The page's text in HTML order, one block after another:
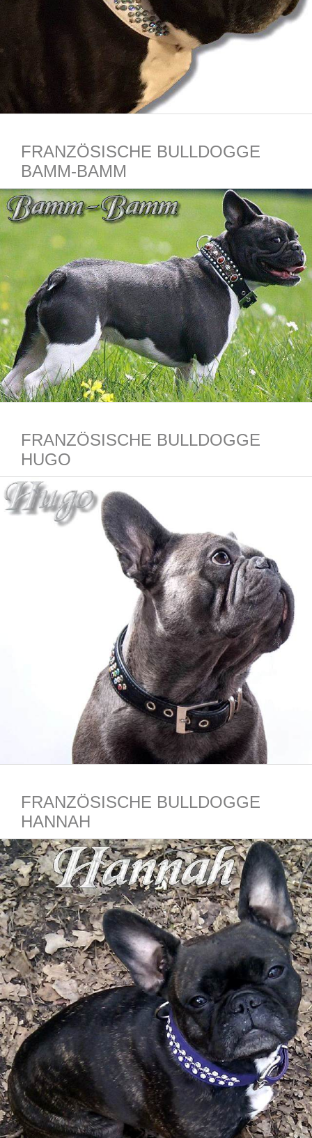
FRANZÖSISCHE BULLDOGGE
BAMM-BAMM
FRANZÖSISCHE BULLDOGGE
HUGO
FRANZÖSISCHE BULLDOGGE
HANNAH